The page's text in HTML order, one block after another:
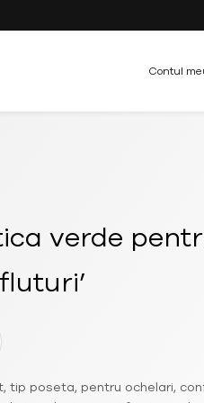
Contul
verde
tip poseta, pentru ochelari,